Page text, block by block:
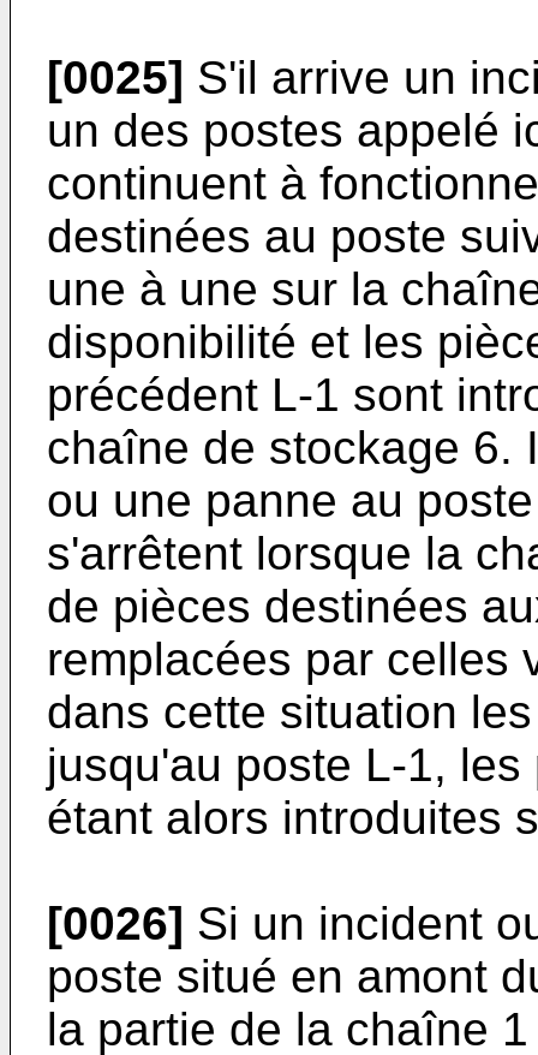
[0025] S'il arrive un
un des postes appelé
continuent à
destinées au poste
une à une sur la
disponibilité et les
précédent L-1 sont
chaîne de stockage 6.
ou une panne au
s'arrêtent lorsque la
de pièces destinées
remplacées par celles
dans cette situation
jusqu'au poste L-1,
étant alors introduites
[0026] Si un incident
poste situé en amont
la partie de la chaîne